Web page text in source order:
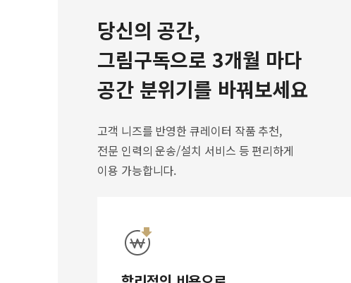
당신의 공간,
그림구독으로 3개월 마다
공간 분위기를 바꿔보세요
고객 니즈를 반영한 큐레이터 작품 추천,
전문 인력의 운송/설치 서비스 등 편리하게
이용 가능합니다.